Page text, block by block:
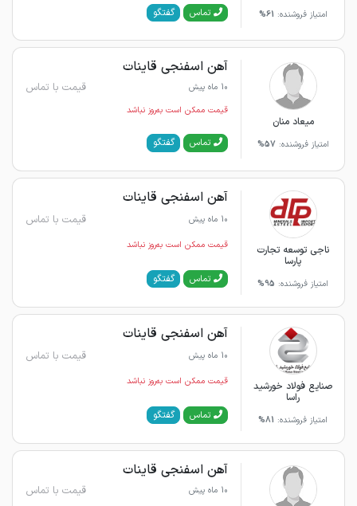
امتیاز فروشنده: 61% تماس گفتگو
میعاد منان
امتیاز فروشنده: 57%
آهن اسفنجی قاینات
10 ماه پیش قیمت با تماس
قیمت ممکن است به‌روز نباشد
تماس گفتگو
ناجی توسعه تجارت
پارسا
امتیاز فروشنده: 95%
آهن اسفنجی قاینات
10 ماه پیش قیمت با تماس
قیمت ممکن است به‌روز نباشد
تماس گفتگو
صنایع فولاد خورشید
راسا
امتیاز فروشنده: 81%
آهن اسفنجی قاینات
10 ماه پیش قیمت با تماس
قیمت ممکن است به‌روز نباشد
تماس گفتگو
آهن اسفنجی قاینات
10 ماه پیش قیمت با تماس